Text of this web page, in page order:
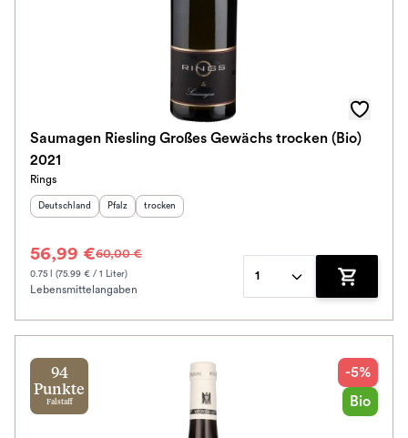
Saumagen Riesling Großes Gewächs trocken (Bio)
2021
Rings
Herkunftsland
Deutschland Herkunftsregion
Pfalz Geschmack
trocken
56,99 €60,00 €
0.75 l (75.99 € / 1 Liter)
Lebensmittelangaben
1
Zum
94
Punkte
Falstaff
-5%
Bio